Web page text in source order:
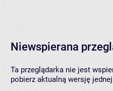
Niewspierana
Ta przeglądarka nie jest
pobierz aktualną wersję